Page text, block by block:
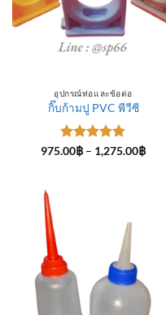
อุปกรณ์ท่อและข้อต่อ
กิ๊บก้ามปู PVC พีวีซี
ให้คะแนน
975.00฿ – 1,275.00฿Price